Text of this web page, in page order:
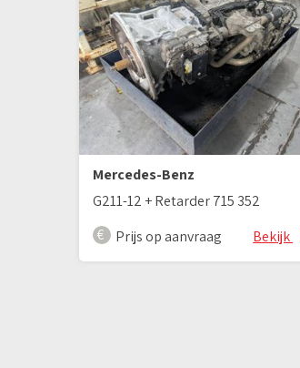
Mercedes-Benz
G211-12 + Retarder 715 352
Prijs op aanvraag
Bekijk